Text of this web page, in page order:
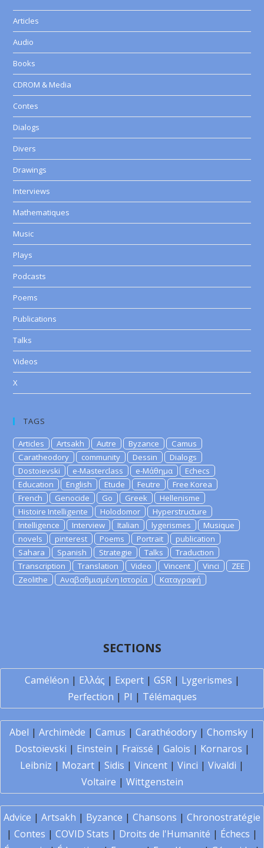
Articles
Audio
Books
CDROM & Media
Contes
Dialogs
Divers
Drawings
Interviews
Mathematiques
Music
Plays
Podcasts
Poems
Publications
Talks
Videos
X
TAGS
Articles Artsakh Autre Byzance
Camus
Caratheodory
community Dessin
Dialogs
Dostoievski
e-Masterclass e-Μάθημα
Echecs
Education
English Etude Feutre
Free Korea
French
Genocide Go Greek
Hellenisme
Histoire Intelligente
Holodomor
Hyperstructure
Intelligence
Interview Italian lygerismes
Musique
novels
pinterest Poems Portrait
publication
Sahara
Spanish Strategie Talks
Traduction
Transcription
Translation Video Vincent Vinci
ZEE
Zeolithe
Αναβαθμισμένη Ιστορία Καταγραφή
SECTIONS
Caméléon | Ελλάς | Expert| GSR| Lygerismes |
Perfection | PI | Télémaques
Abel | Archimède | Camus | Carathéodory| Chomsky|
Dostoïevski | Einstein | Fraïssé | Galois | Kornaros |
Leibniz | Mozart | Sidis | Vincent | Vinci | Vivaldi |
Voltaire | Wittgenstein
Advice | Artsakh | Byzance | Chansons | Chronostratégie
| Contes | COVID Stats | Droits de l'Humanité | Échecs |